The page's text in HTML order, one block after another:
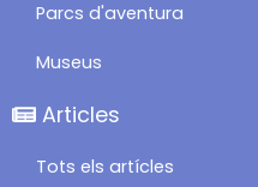
Parcs d'aventura
Museus
Articles
Tots els artícles